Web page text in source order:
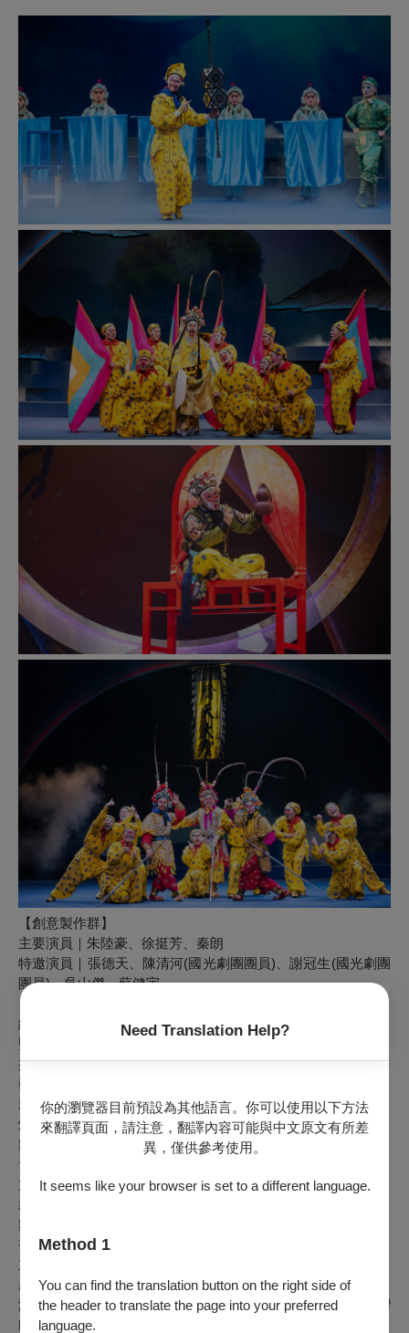
Need Translation Help?
你的瀏覽器目前預設為其他語言。你可以使用以下方法
來翻譯頁面，請注意，翻譯內容可能與中文原文有所差
異，僅供參考使用。
It seems like your browser is set to a different language.
Method 1
You can find the translation button on the right side of
the header to translate the page into your preferred
language.
【創意製作群】
主要演員｜朱陸豪、徐挺芳、秦朗
特邀演員｜張德天、陳清河(國光劇團團員)、謝冠生(國光劇團
團員)、吳山傑、蘇健宇
總監製｜陳怡蓁
監 製｜李 揚
共同製作人｜陳怡蓁、張德天
藝術總監｜朱陸豪
影像設計｜王奕盛
燈光設計｜鄧振威
舞台設計｜林仕倫
音樂總監｜廖錦麟
文場領奏｜許家銘
武場領奏｜高廷東
舞台監督｜黃國鋒
書法題字｜黃崇鏗
主辦單位｜趨勢教育基金會
產學合作｜國立臺灣戲曲學院
演出單位｜真劇場、國立臺灣戲曲學院復興京劇團、國立臺灣
戲曲學院京劇學系、國立傳統藝術中心國光劇團